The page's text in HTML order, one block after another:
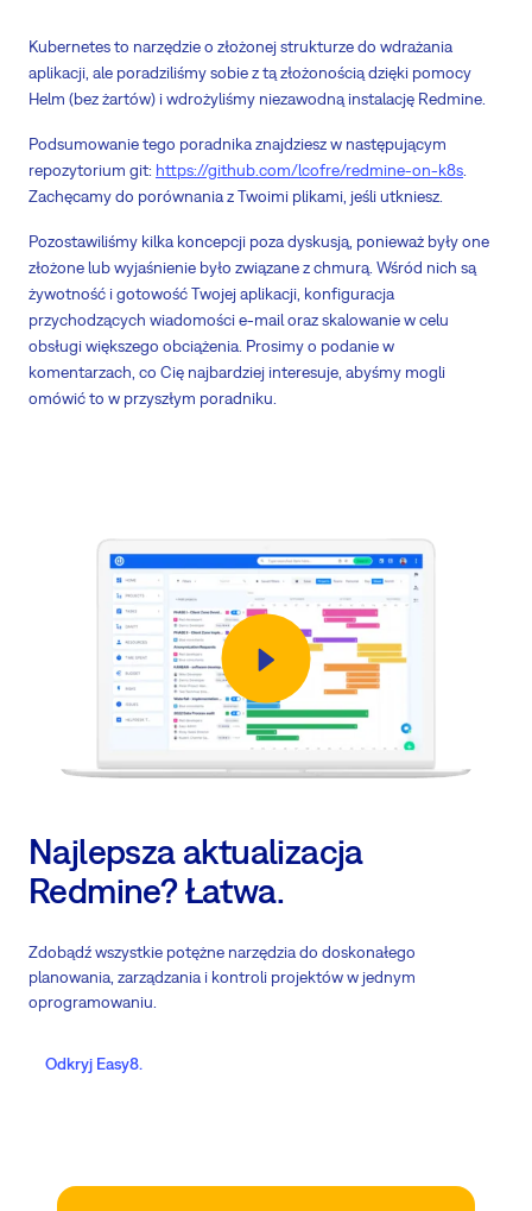
Kubernetes to narzędzie o złożonej strukturze do wdrażania
aplikacji, ale poradziliśmy sobie z tą złożonością dzięki pomocy
Helm (bez żartów) i wdrożyliśmy niezawodną instalację Redmine.
Podsumowanie tego poradnika znajdziesz w następującym
repozytorium git: https://github.com/lcofre/redmine-on-k8s.
Zachęcamy do porównania z Twoimi plikami, jeśli utkniesz.
Pozostawiliśmy kilka koncepcji poza dyskusją, ponieważ były one
złożone lub wyjaśnienie było związane z chmurą. Wśród nich są
żywotność i gotowość Twojej aplikacji, konfiguracja
przychodzących wiadomości e-mail oraz skalowanie w celu
obsługi większego obciążenia. Prosimy o podanie w
komentarzach, co Cię najbardziej interesuje, abyśmy mogli
omówić to w przyszłym poradniku.
Najlepsza aktualizacja
Redmine? Łatwa.
Zdobądź wszystkie potężne narzędzia do doskonałego
planowania, zarządzania i kontroli projektów w jednym
oprogramowaniu.
Odkryj Easy8.